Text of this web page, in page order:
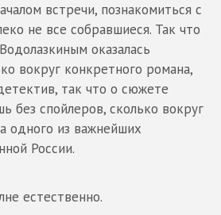
встречи, познакомиться с
не все собравшиеся. Так что
оказалась
вокруг конкретного романа,
так что о сюжете
без спойлеров, сколько вокруг
одного из важнейших
России.
естественно.